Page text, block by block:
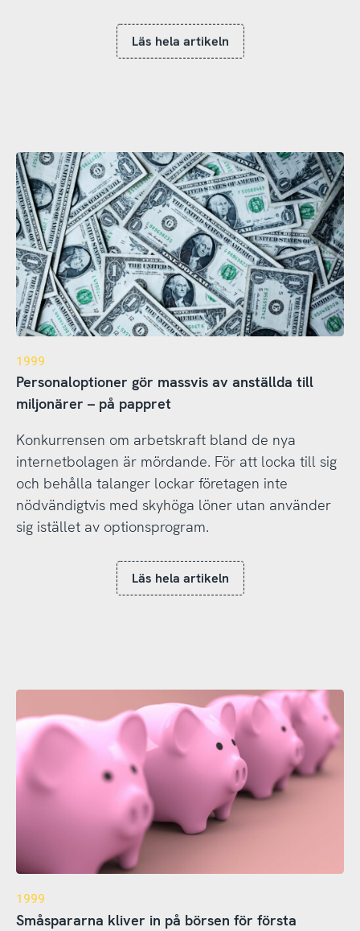
Läs hela artikeln
1999
Personaloptioner gör massvis av anställda till
miljonärer – på pappret
Konkurrensen om arbetskraft bland de nya
internetbolagen är mördande. För att locka till sig
och behålla talanger lockar företagen inte
nödvändigtvis med skyhöga löner utan använder
sig istället av optionsprogram.
Läs hela artikeln
1999
Småspararna kliver in på börsen för första